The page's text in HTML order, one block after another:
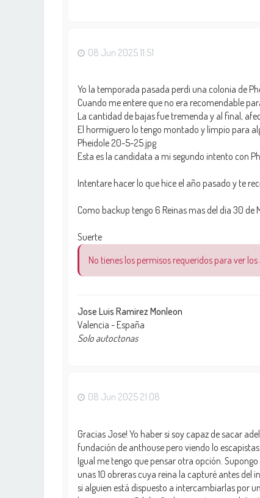
08 Jun 2025 11:51
Yo la temporada pasada perdi una colonia de
Cuando me entere que no era recomendable
La cantidad de bajas fue tremenda y al final,
El hormiguero lo tengo montado y limpio para
Pheidole 20-5-25.jpg
Esta es la candidata a mi segundo intento con
Intentare hacer lo que hice el año pasado y te
Como backup tengo 6 Reinas mas del dia 30 de
Suerte
No tienes los permisos requeridos para ver
Jose Luis Ramirez Monleon
Valencia - España
Solo autoctonas
08 Jun 2025 21:08
Gracias Jose! Yo haber si soy capaz de sacar
fundación de anthouse pero viendo lo escapistas
Igual me tengo que pensar otra opción.
unas 10 obreras cuya reina la capturé antes del
si alguien está dispuesto a intercambiarlas por